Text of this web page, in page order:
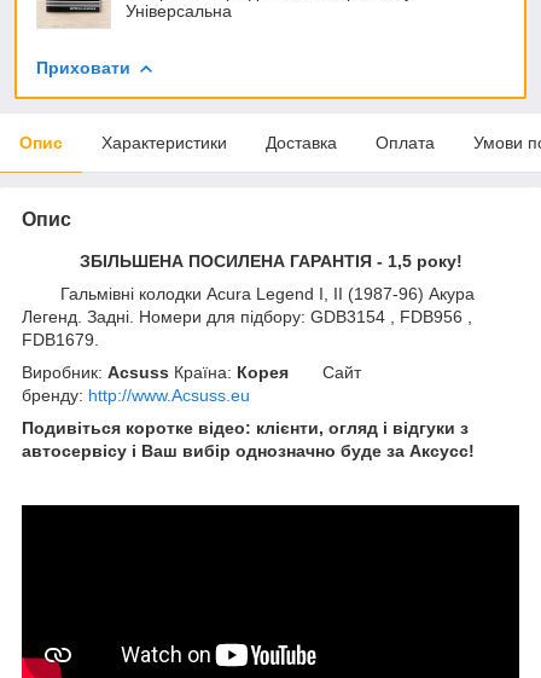
Універсальна
Приховати
Опис Характеристики Доставка Оплата Умови
Опис
ЗБІЛЬШЕНА ПОСИЛЕНА ГАРАНТІЯ - 1,5 року!
Гальмівні колодки Acura Legend I, II (1987-96) Акура
Легенд. Задні. Номери для підбору: GDB3154 , FDB956 ,
FDB1679.
Виробник: Acsuss Країна: Корея
Сайт
бренду: http://www.Acsuss.eu
Подивіться коротке відео: клієнти, огляд і відгуки з
автосервісу і Ваш вибір однозначно буде за Aксусс!